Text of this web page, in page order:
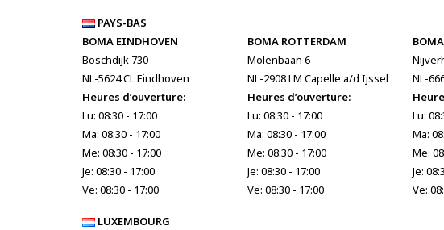
PAYS-BAS
BOMA EINDHOVEN
Boschdijk 730
NL-5624 CL Eindhoven
Heures d’ouverture:
Lu: 08:30 - 17:00
Ma: 08:30 - 17:00
Me: 08:30 - 17:00
Je: 08:30 - 17:00
Ve: 08:30 - 17:00
BOMA ROTTERDAM
Molenbaan 6
NL-2908 LM Capelle a/d Ijssel
Heures d’ouverture:
Lu: 08:30 - 17:00
Ma: 08:30 - 17:00
Me: 08:30 - 17:00
Je: 08:30 - 17:00
Ve: 08:30 - 17:00
NL-
Lu:
Ma:
Me:
Je:
Ve:
LUXEMBOURG